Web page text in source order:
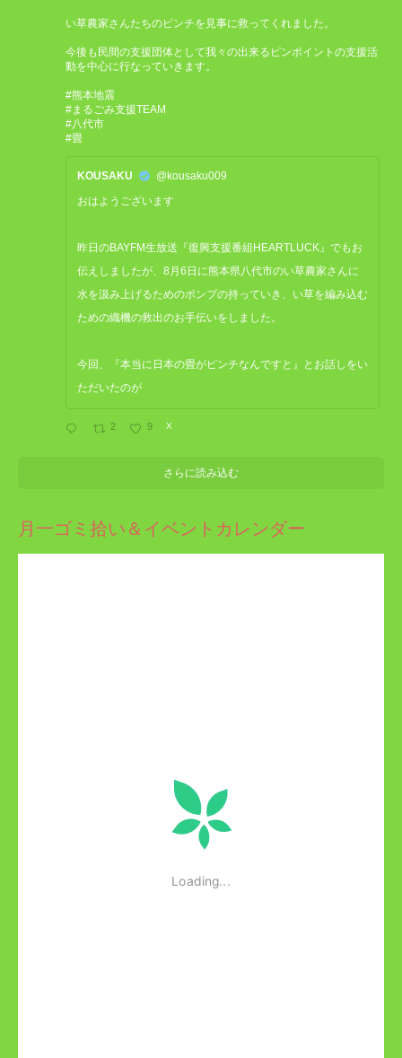
い草農家さんたちのピンチを見事に救ってくれました。
今後も民間の支援団体として我々の出来るピンポイントの支援活
動を中心に行なっていきます。
#熊本地震
#まるごみ支援TEAM
#八代市
#畳
KOUSAKU
@kousaku009
おはようございます
昨日のBAYFM生放送『復興支援番組HEARTLUCK』でもお
伝えしましたが、8月6日に熊本県八代市のい草農家さんに
水を汲み上げるためのポンプの持っていき、い草を編み込む
ための織機の救出のお手伝いをしました。
今回、『本当に日本の畳がピンチなんですと』とお話しをい
ただいたのが
2 9 X
さらに読み込む
月一ゴミ拾い＆イベントカレンダー